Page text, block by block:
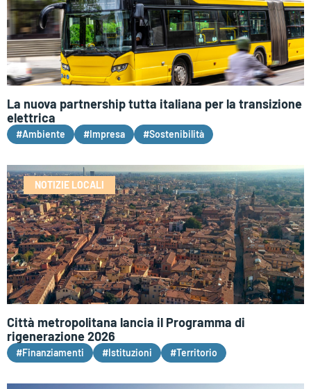
La nuova partnership tutta italiana per la transizione
elettrica
#Ambiente #Impresa #Sostenibilità
NOTIZIE LOCALI
Città metropolitana lancia il Programma di
rigenerazione 2026
#Finanziamenti #Istituzioni #Territorio